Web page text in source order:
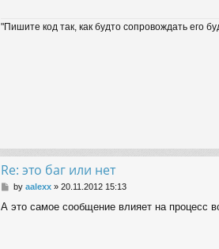
"Пишите код так, как будто сопровождать его
Re: это баг или нет
P
s
by aalexx» 20.11.2012 15:13
А это самое сообщение влияет на процесс